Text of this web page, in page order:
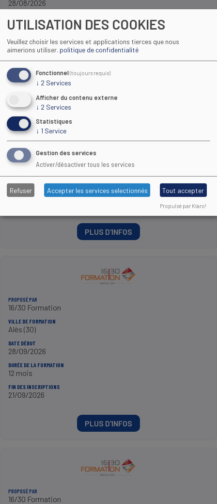
28/08/2026
PLUS D'INFOS
PROPOSÉ PAR
FormaSport
VILLE DE FORMATION
Carcassonne (11)
DATE DÉBUT
24/09/2026
12 mois
FIN DES INSCRIPTIONS
PLUS D'INFOS
PROPOSÉ PAR
16/30 Formation
VILLE DE FORMATION
Alès (30)
DATE DÉBUT
28/09/2026
DURÉE DE LA FORMATION
12 mois
FIN DES INSCRIPTIONS
21/09/2026
PLUS D'INFOS
PROPOSÉ PAR
16/30 Formation
UTILISATION DES COOKIES
Veuillez choisir les services et applications tierces que nous
aimerions utiliser. politique de confidentialité
Fonctionnel(toujours requis)
↓ 2 Services
Afficher du contenu externe
↓ 2 Services
Statistiques
↓ 1 Service
Gestion des services
Activer/désactiver tous les services
Refuser Accepter les services selectionnés Tout accepter
Propulsé par Klaro!